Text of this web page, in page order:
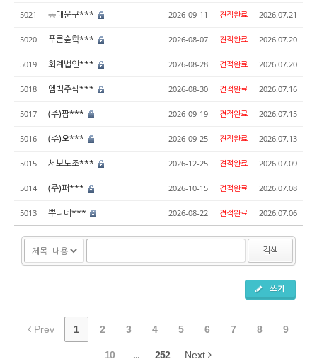
5021 동대문구*** 2026-09-11 견적완료 2026.07.21
5020 푸른숲학*** 2026-08-07 견적완료 2026.07.20
5019 회계법인*** 2026-08-28 견적완료 2026.07.20
5018 엠빅주식*** 2026-08-30 견적완료 2026.07.16
5017 (주)팜*** 2026-09-19 견적완료 2026.07.15
5016 (주)오*** 2026-09-25 견적완료 2026.07.13
5015 서보노조*** 2026-12-25 견적완료 2026.07.09
5014 (주)퍼*** 2026-10-15 견적완료 2026.07.08
5013 뿌니네*** 2026-08-22 견적완료 2026.07.06
검색
쓰기
Prev 1 2 3 4 5 6 7 8 9
10 ... 252 Next